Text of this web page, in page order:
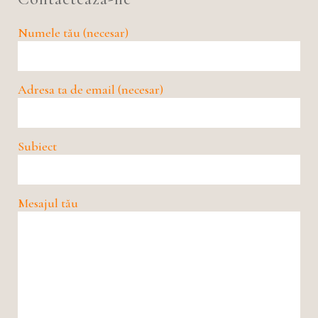
Numele tău (necesar)
Adresa ta de email (necesar)
Subiect
Mesajul tău